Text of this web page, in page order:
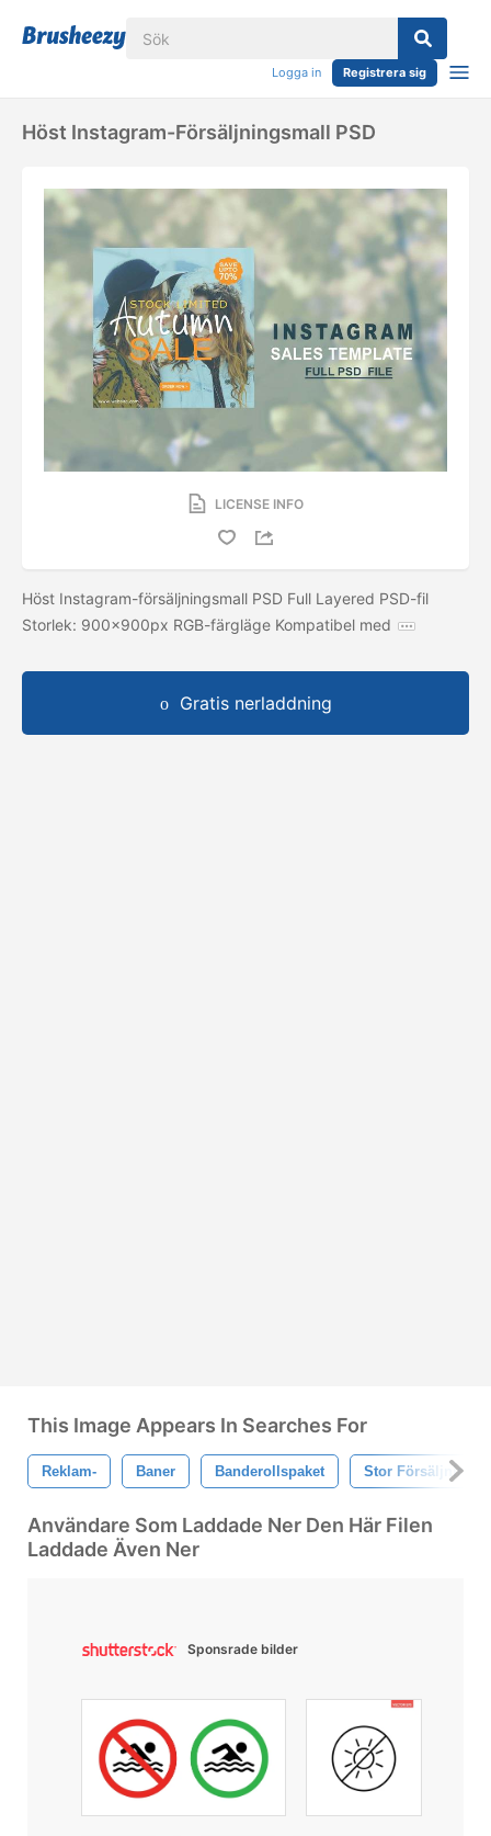
Logga in Registrera sig
Höst Instagram-Försäljningsmall PSD
LICENSE INFO
Höst Instagram-försäljningsmall PSD Full Layered PSD-fil
Storlek: 900x900px RGB-färgläge Kompatibel med
Gratis nerladdning
This Image Appears In Searches For
Reklam- Baner Banderollspaket Stor Försäljning
Användare Som Laddade Ner Den Här Filen
Laddade Även Ner
Sponsrade bilder